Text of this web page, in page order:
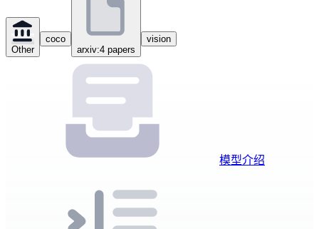
Other
coco
arxiv:4 papers
vision
模型介绍